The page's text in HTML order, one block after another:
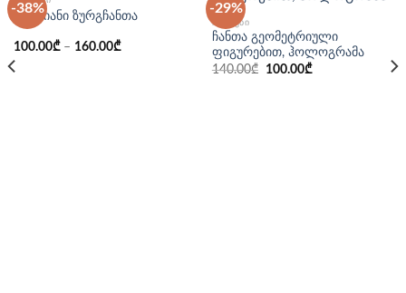
-38%
ზოლიანი ზურგჩანთა
100.00₾– 160.00₾
-29%
ᲩᲐᲜᲗᲔᲑᲘ
ჩანთა გეომეტრიული
ფიგურებით, ჰოლოგრამა
140.00₾
Original
100.00₾Current